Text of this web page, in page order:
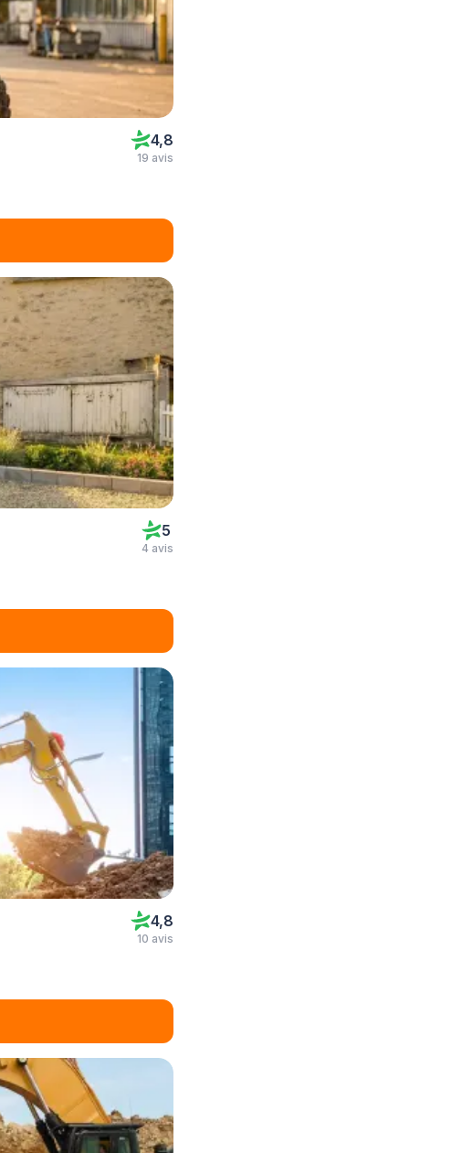
4,8
19 avis
5
4 avis
4,8
10 avis